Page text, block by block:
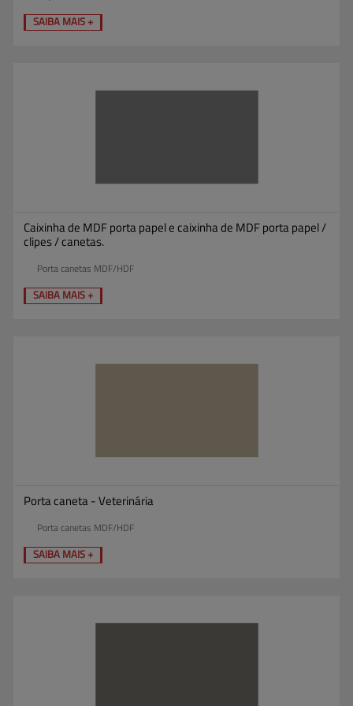
SAIBA MAIS +
Caixinha de MDF porta papel e caixinha de MDF porta papel /
clipes / canetas.
Porta canetas MDF/HDF
SAIBA MAIS +
Porta caneta - Veterinária
Porta canetas MDF/HDF
SAIBA MAIS +